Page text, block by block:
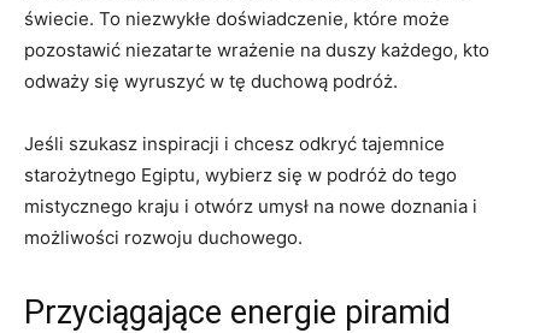
‍świecie. ⁢To niezwykłe doświadczenie, które może
pozostawić niezatarte‌ wrażenie na duszy każdego, kto
odważy się wyruszyć w tę‍ duchową podróż.
Jeśli szukasz inspiracji i chcesz odkryć tajemnice
starożytnego Egiptu, wybierz się w podróż do tego
mistycznego kraju i⁤ otwórz umysł na ​nowe doznania i
możliwości‌ rozwoju duchowego.
Przyciągające energie ⁤piramid